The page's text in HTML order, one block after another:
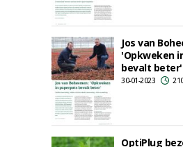
Jos van
'Opkweken
bevalt beter'
30-01-2023
OptiPlug